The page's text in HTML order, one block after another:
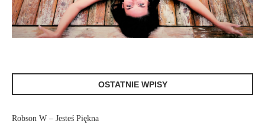
OSTATNIE WPISY
Robson W – Jesteś Piękna